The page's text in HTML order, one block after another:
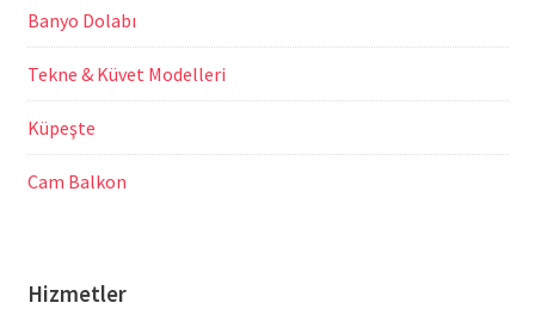
Banyo Dolabı
Tekne & Küvet Modelleri
Küpeşte
Cam Balkon
Hizmetler